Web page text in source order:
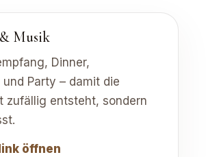
Musik
Dinner,
Party – damit die
zufällig entsteht, sondern
öffnen